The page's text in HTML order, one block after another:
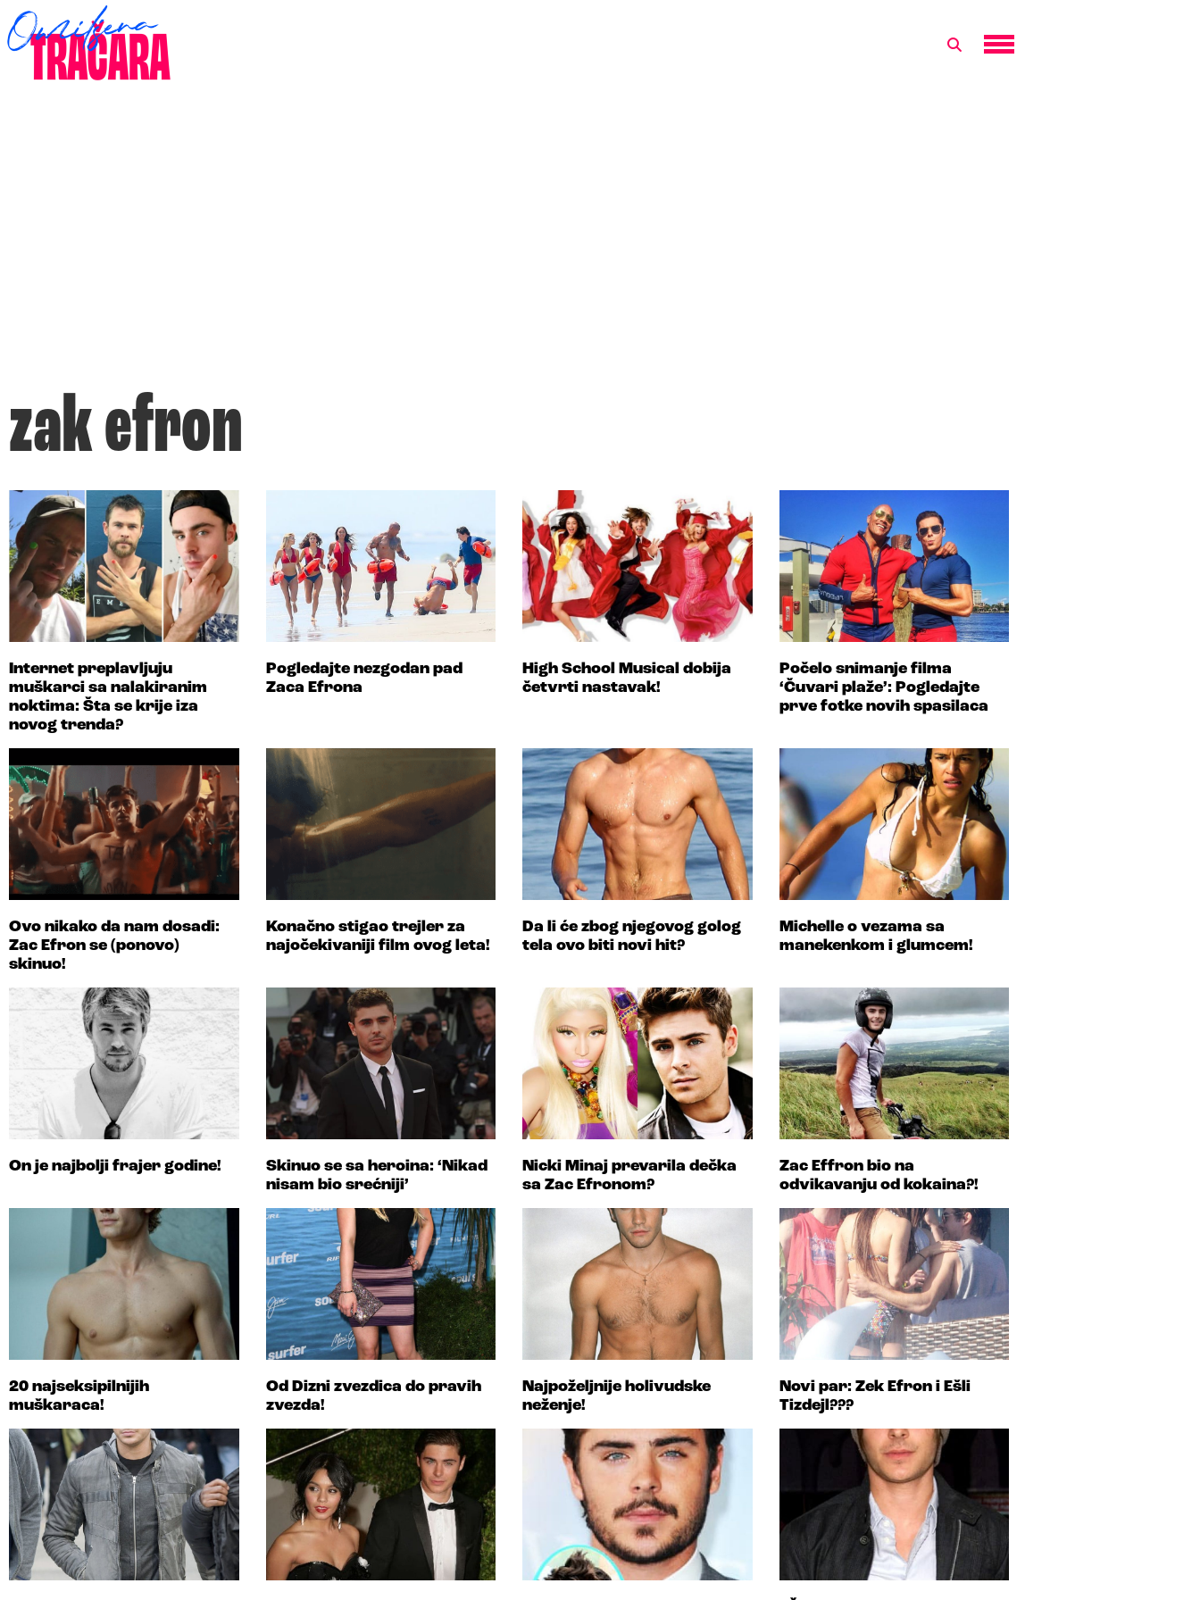
zak efron
Internet preplavljuju
muškarci sa nalakiranim
noktima: Šta se krije iza
novog trenda?
Pogledajte nezgodan pad
Zaca Efrona
High School Musical dobija
četvrti nastavak!
Počelo snimanje filma
‘Čuvari plaže’: Pogledajte
prve fotke novih spasilaca
Ovo nikako da nam dosadi:
Zac Efron se (ponovo)
skinuo!
Konačno stigao trejler za
najočekivaniji film ovog leta!
Da li će zbog njegovog golog
tela ovo biti novi hit?
Michelle o vezama sa
manekenkom i glumcem!
On je najbolji frajer godine!
Skinuo se sa heroina: ‘Nikad
nisam bio srećniji’
Nicki Minaj prevarila dečka
sa Zac Efronom?
Zac Effron bio na
odvikavanju od kokaina?!
20 najseksipilnijih
muškaraca!
Od Dizni zvezdica do pravih
zvezda!
Najpoželjnije holivudske
neženje!
Novi par: Zek Efron i Ešli
Tizdejl???